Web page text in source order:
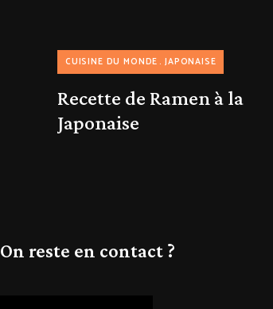
CUISINE DU MONDE JAPONAISE
Recette de Ramen à la
Japonaise
On reste en contact ?